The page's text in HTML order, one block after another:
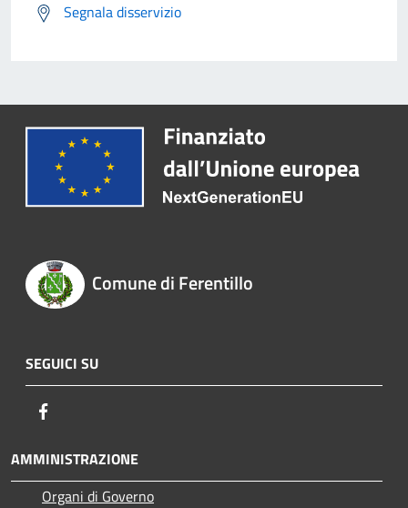
Segnala disservizio
Comune di Ferentillo
SEGUICI SU
AMMINISTRAZIONE
Organi di Governo